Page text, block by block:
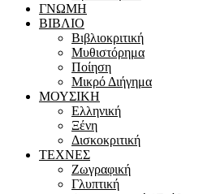
ΓΝΩΜΗ
ΒΙΒΛΙΟ
Βιβλιοκριτική
Μυθιστόρημα
Ποίηση
Μικρό Διήγημα
ΜΟΥΣΙΚΗ
Ελληνική
Ξένη
Δισκοκριτική
ΤΕΧΝΕΣ
Ζωγραφική
Γλυπτική